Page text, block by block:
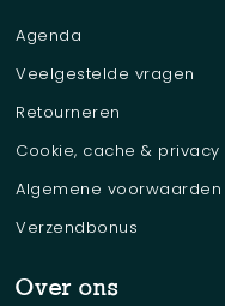
Agenda
Veelgestelde vragen
Retourneren
Cookie, cache &
Algemene voorwaarden
Verzendbonus
Over ons